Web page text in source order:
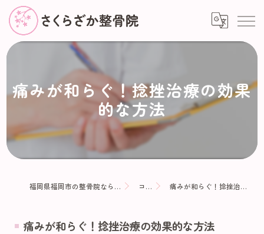
痛みが和らぐ！捻挫治療の効果
的な方法
福岡県福岡市の整骨院ならさくらざか整骨院 コラム 痛みが和らぐ！捻挫治療の効果的な方法
痛みが和らぐ！捻挫治療の効果的な方法